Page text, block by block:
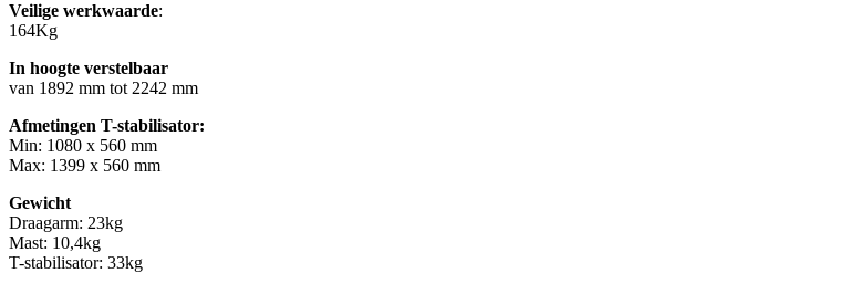
Veilige werkwaarde:
164Kg
In hoogte verstelbaar
van 1892 mm tot 2242 mm
Afmetingen T-stabilisator:
Min: 1080 x 560 mm
Max: 1399 x 560 mm
Gewicht
Draagarm: 23kg
Mast: 10,4kg
T-stabilisator: 33kg